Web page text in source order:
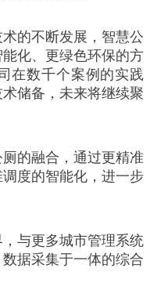
的不断发展，智慧公
化、更绿色环保的方
在数千个案例的实践
储备，未来将继续聚
的融合，通过更精准
度的智能化，进一步
与更多城市管理系统
据采集于一体的综合